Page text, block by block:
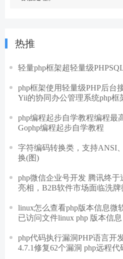
热推
轻量php框架超轻量级
php框架使用轻量级PHP后台
Yii的协同办公管理系统php框
php编程起步自学教程编程
Gophp编程起步自学教程
字符编码转换类，支持ANSI
换(图)
php微信企业号开发 腾讯终
亮相，B2B软件市场面临洗牌
linux怎么查看php版本信息微
已访问文件linux php 版本信息
php代码执行漏洞PHP语言开
4.7.1修复62个漏洞 php远程代